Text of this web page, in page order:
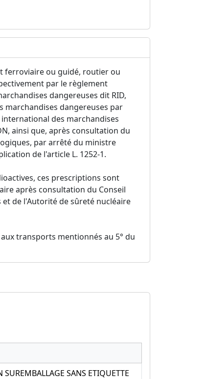
ferroviaire ou guidé, routier ou
par le règlement
dangereuses dit RID,
dangereuses par
des marchandises
ainsi que, après consultation du
par arrêté du ministre
de l'article L. 1252-1.
ces prescriptions sont
après consultation du Conseil
de l'Autorité de sûreté nucléaire
transports mentionnés au 5° du
SANS ETIQUETTE